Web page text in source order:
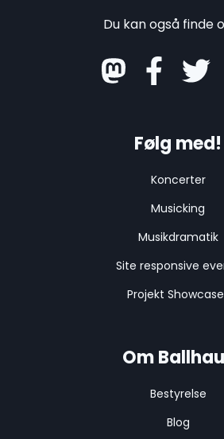
Du kan også finde
mastodon
Følg med!
Koncerter
Musicking
Musikdramatik
Site responsive
Projekt
Om
Bestyrelse
Blog